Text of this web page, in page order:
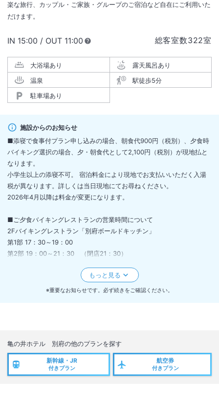
楽な旅行、カップル・ご家族・グループのご宿泊など自在にご利用いた
だけます。
総客室数322室
IN チェックイン
15:00 / OUT チェックアウト
11:00
大浴場あり
露天風呂あり
温泉
駅徒歩5分
駐車場あり
施設からのお知らせ
■添寝で食事付プラン申し込みの場合、朝食代900円（税別）、夕食時
バイキング選択の場合、夕・朝食代として2,100円（税別）が現地払と
なります。
小学生以上の添寝不可。 宿泊料金により現地でお支払いいただく入湯
税が異なります。詳しくは当日現地にてお尋ねください。
2026年4月以降は料金が変更になります。
■ご夕食バイキングレストランの営業時間について
2Fバイキングレストラン「別府ボールドキッチン」
第1部 17：30～19：00
第2部 19：00～21：30 （閉店21：30）
■温泉大浴場配管清掃のご案内
・2026年6月29日 ～ 7月2日
※重要なお知らせです。必ず続きをご確認ください。
亀の井ホテル 別府の他のプランを探す
新幹線・JR
付きプラン
航空券
付きプラン